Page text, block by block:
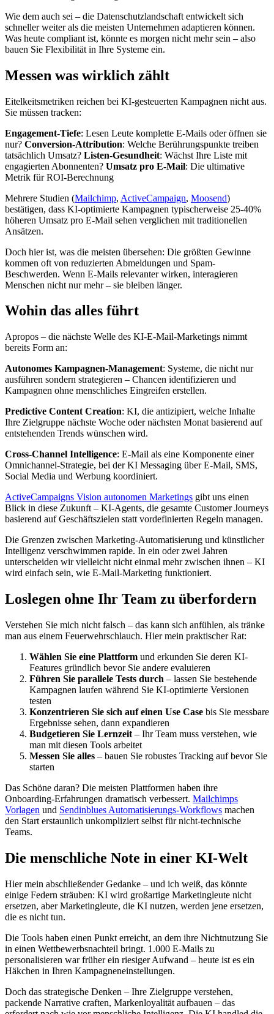
Wie dem auch sei – die Datenschutzlandschaft entwickelt sich
schneller weiter als die meisten Unternehmen adaptieren können.
Was heute compliant ist, könnte es morgen nicht mehr sein – also
bauen Sie Flexibilität in Ihre Systeme ein.
Messen was wirklich zählt
Eitelkeitsmetriken reichen bei KI-gesteuerten Kampagnen nicht aus.
Sie müssen tracken:
Engagement-Tiefe: Lesen Leute komplette E-Mails oder öffnen sie
nur? Conversion-Attribution: Welche Berührungspunkte treiben
tatsächlich Umsatz? Listen-Gesundheit: Wächst Ihre Liste mit
engagierten Abonnenten? Umsatz pro E-Mail: Die ultimative
Metrik für ROI-Berechnung
Mehrere Studien (Mailchimp, ActiveCampaign, Moosend)
bestätigen, dass KI-optimierte Kampagnen typischerweise 25-40%
höheren Umsatz pro E-Mail sehen verglichen mit traditionellen
Ansätzen.
Doch hier ist, was die meisten übersehen: Die größten Gewinne
kommen oft von reduzierten Abmeldungen und Spam-
Beschwerden. Wenn E-Mails relevanter wirken, interagieren
Menschen nicht nur mehr – sie bleiben länger.
Wohin das alles führt
Apropos – die nächste Welle des KI-E-Mail-Marketings nimmt
bereits Form an:
Autonomes Kampagnen-Management: Systeme, die nicht nur
ausführen sondern strategieren – Chancen identifizieren und
Kampagnen ohne menschliches Eingreifen erstellen.
Predictive Content Creation: KI, die antizipiert, welche Inhalte
Ihre Zielgruppe nächste Woche oder nächsten Monat basierend auf
entstehenden Trends wünschen wird.
Cross-Channel Intelligence: E-Mail als eine Komponente einer
Omnichannel-Strategie, bei der KI Messaging über E-Mail, SMS,
Social Media und Werbung koordiniert.
ActiveCampaigns Vision autonomen Marketings gibt uns einen
Blick in diese Zukunft – KI-Agents, die gesamte Customer Journeys
basierend auf Geschäftszielen statt vordefinierten Regeln managen.
Die Grenzen zwischen Marketing-Automatisierung und künstlicher
Intelligenz verschwimmen rapide. In ein oder zwei Jahren
unterscheiden wir vielleicht nicht einmal mehr zwischen ihnen – KI
wird einfach sein, wie E-Mail-Marketing funktioniert.
Loslegen ohne Ihr Team zu überfordern
Verstehen Sie mich nicht falsch – das kann sich anfühlen, als tränke
man aus einem Feuerwehrschlauch. Hier mein praktischer Rat:
Wählen Sie eine Plattform und erkunden Sie deren KI-
Features gründlich bevor Sie andere evaluieren
Führen Sie parallele Tests durch – lassen Sie bestehende
Kampagnen laufen während Sie KI-optimierte Versionen
testen
Konzentrieren Sie sich auf einen Use Case bis Sie messbare
Ergebnisse sehen, dann expandieren
Budgetieren Sie Lernzeit – Ihr Team muss verstehen, wie
man mit diesen Tools arbeitet
Messen Sie alles – bauen Sie robustes Tracking auf bevor Sie
starten
Das Schöne daran? Die meisten Plattformen haben ihre
Onboarding-Erfahrungen dramatisch verbessert. Mailchimps
Vorlagen und Sendinblues Automatisierungs-Workflows machen
den Start erstaunlich unkompliziert selbst für nicht-technische
Teams.
Die menschliche Note in einer KI-Welt
Hier mein abschließender Gedanke – und ich weiß, das könnte
einige Federn sträuben: KI wird großartige Marketingleute nicht
ersetzen, aber Marketingleute, die KI nutzen, werden jene ersetzen,
die es nicht tun.
Die Tools haben einen Punkt erreicht, an dem ihre Nichtnutzung Sie
in einen Wettbewerbsnachteil bringt. 1.000 E-Mails zu
personalisieren war früher ein riesiger Aufwand – heute ist es ein
Häkchen in Ihren Kampagneneinstellungen.
Doch das strategische Denken – Ihre Zielgruppe verstehen,
packende Narrative craften, Markenloyalität aufbauen – das